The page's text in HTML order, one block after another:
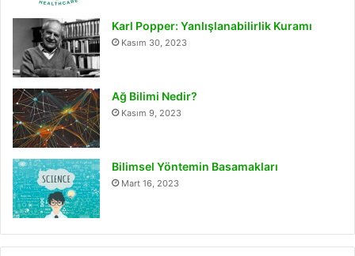
Karl Popper: Yanlışlanabilirlik Kuramı
Kasım 30, 2023
Ağ Bilimi Nedir?
Kasım 9, 2023
Bilimsel Yöntemin Basamakları
Mart 16, 2023